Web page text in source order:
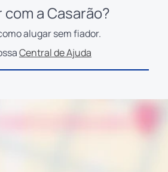
a Casarão?
alugar sem fiador.
Central de Ajuda